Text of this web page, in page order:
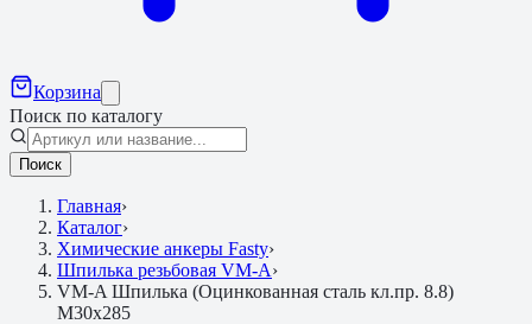
Корзина
Поиск по каталогу
Поиск
Главная›
Каталог›
Химические анкеры Fasty›
Шпилька резьбовая VM-A›
VM-A Шпилька (Оцинкованная сталь кл.пр. 8.8)
M30х285